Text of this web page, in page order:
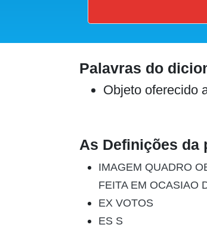
Palavras do
Objeto oferecido
As Definições da
IMAGEM QUADRO
FEITA EM OCASIAO
EX VOTOS
ES S